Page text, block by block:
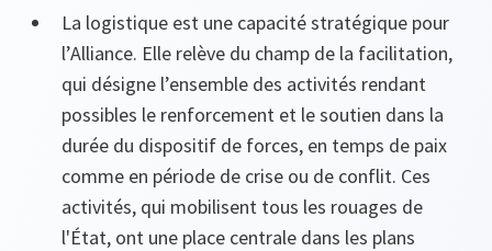
La logistique est une capacité stratégique pour
l’Alliance. Elle relève du champ de la facilitation,
qui désigne l’ensemble des activités rendant
possibles le renforcement et le soutien dans la
durée du dispositif de forces, en temps de paix
comme en période de crise ou de conflit. Ces
activités, qui mobilisent tous les rouages de
l'État, ont une place centrale dans les plans